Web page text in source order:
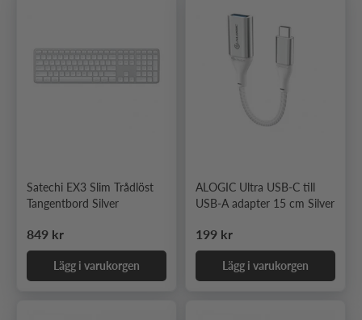
Satechi EX3 Slim Trådlöst
Tangentbord Silver
Ordinarie pris
849 kr
Lägg i varukorgen
ALOGIC Ultra USB-C till
USB-A adapter 15 cm Silver
Ordinarie pris
199 kr
Lägg i varukorgen